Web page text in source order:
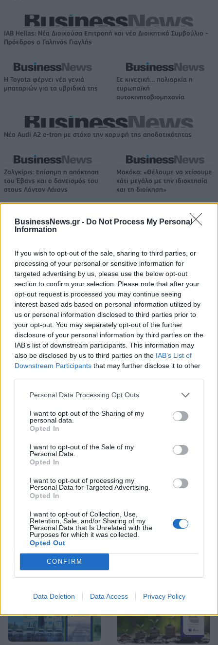
BusinessNews.gr - Do Not Process My Personal
Information
If you wish to opt-out of the sale, sharing to third parties, or
processing of your personal or sensitive information for
targeted advertising by us, please use the below opt-out
section to confirm your selection. Please note that after your
opt-out request is processed you may continue seeing
interest-based ads based on personal information utilized by
us or personal information disclosed to third parties prior to
your opt-out. You may separately opt-out of the further
disclosure of your personal information by third parties on the
IAB’s list of downstream participants. This information may
also be disclosed by us to third parties on the IAB’s List of
Downstream Participants that may further disclose it to other
Personal Data Processing Opt Outs
I want to opt-out of the Sharing of my
personal data.
Opted In
I want to opt-out of the Sale of my
Personal Data.
Opted In
I want to opt-out of processing my
Personal Data for Targeted Advertising.
Opted In
I want to opt-out of Collection, Use,
Retention, Sale, and/or Sharing of my
Personal Data that Is Unrelated with the
Purposes for which it was collected.
Opted Out
CONFIRM
Data Deletion Data Access Privacy Policy
IAB Hellas: Νέα Διοικούσα Επιτροπή και νέο Διοικητικό Συμβούλιο -
Πρόεδρος ο Γαληνός Γιαγλής
Η Toyota φέρνει νέα γενιά
μπαταριών για τα υβριδικά της
Σε κινεζική… πολιορκία η
ευρωπαϊκή
αυτοκινητοβιομηχανία
Νέο Audi A2 e-tron με στόχο την κορυφή της αποδοτικότητας
Ζαλγκίρις: Επίσημη η απόκτηση
του Έβανς και ο δανεισμός του
στους Λόντον Λάιονς
Μοκόκα: «Θέλουμε να χτίσουμε
κάτι μεγάλο με την ιδιοκτησία
και τη διοίκηση»
ΕΛΣΤΑΤ: Στο 3,4% υποχώρησε ο πληθωρισμός τον Ιούλιο
Χρηματοδότηση 8 εκατ. ευρώ
σε 843 μέσα ενημέρωσης-
Ξεκίνησε το πενταετές
πρόγραμμα ενίσχυσης του
Metlen: Ρεκόρ EBITDA στο α'
εξάμηνο, στα 550 εκατ. ευρώ –
Καθαρά κέρδη 313 εκατ. ευρώ
Η Chery επενδύει 75 εκατ. δολάρια στην KG Mobility
18.990 ευρώ
συνεχίζουν μαζί: Ανανέωση της
2028
18η συνεχόμενη χρονιά για τον ΟΤΕ στη διεθνή σειρά δεικτών
FTSE4Good
Alpha Bank: Για πρώτη φορά το Αρχαίο Θέατρο Επιδαύρου άνοιξε τις
ΠΕΡΙΣΣΌΤΕΡΑ ΣΕ ΑΥΤΉ ΤΗΝ ΚΑΤΗΓΟΡΊΑ